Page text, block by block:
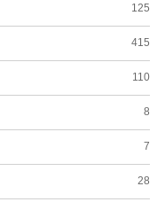
125
415
110
8
7
28